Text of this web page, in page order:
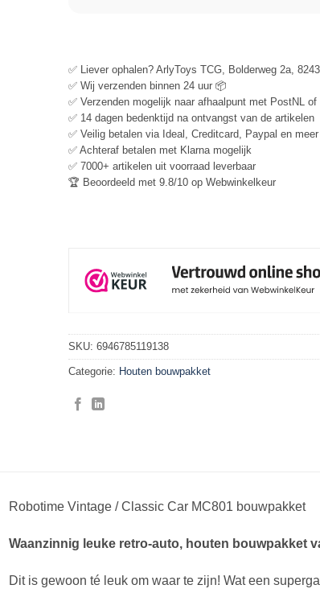
✅ Liever ophalen? ArlyToys TCG, Bolderweg 2a,
✅ Wij verzenden binnen 24 uur 📦
✅ Verzenden mogelijk naar afhaalpunt met PostNL of
✅ 14 dagen bedenktijd na ontvangst van de artikelen
✅ Veilig betalen via Ideal, Creditcard, Paypal en meer
✅ Achteraf betalen met Klarna mogelijk
✅ 7000+ artikelen uit voorraad leverbaar
🏆 Beoordeeld met 9.8/10 op Webwinkelkeur
SKU: 6946785119138
Categorie: Houten bouwpakket
Robotime Vintage / Classic Car MC801 bouwpakket
Waanzinnig leuke retro-auto, houten bouwpakket
Dit is gewoon té leuk om waar te zijn! Wat een